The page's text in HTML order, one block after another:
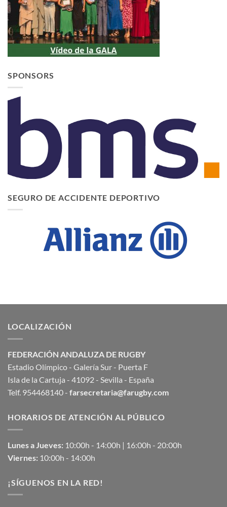
SPONSORS
SEGURO DE ACCIDENTE DEPORTIVO
LOCALIZACIÓN
FEDERACIÓN ANDALUZA DE RUGBY
Estadio Olímpico - Galería Sur - Puerta F
Isla de la Cartuja - 41092 - Sevilla - España
Telf. 954468140 - farsecretaria@farugby.com
HORARIOS DE ATENCIÓN AL PÚBLICO
Lunes a Jueves: 10:00h - 14:00h | 16:00h - 20:00h
Viernes: 10:00h - 14:00h
¡SÍGUENOS EN LA RED!